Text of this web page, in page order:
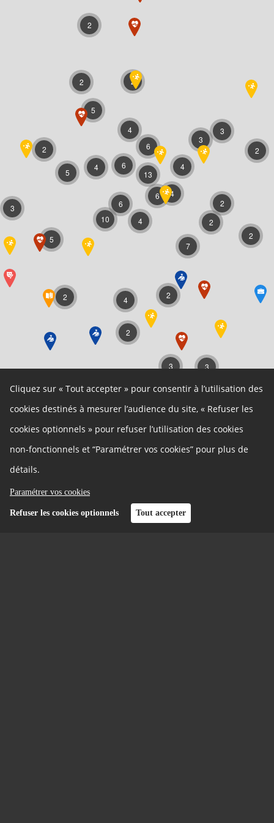
2
4
4
2
4
3
3
3
2
2
6
4
7
5
3
4
4
3
2
3
2
2
5
6
10
13
6
6
5
2
2
2
2
Cliquez sur « Tout accepter » pour consentir à l’utilisation des
cookies destinés à mesurer l’audience du site, « Refuser les
cookies optionnels » pour refuser l’utilisation des cookies
non-fonctionnels et “Paramétrer vos cookies” pour plus de
détails.
Paramétrer vos cookies
Refuser les cookies optionnels Tout accepter